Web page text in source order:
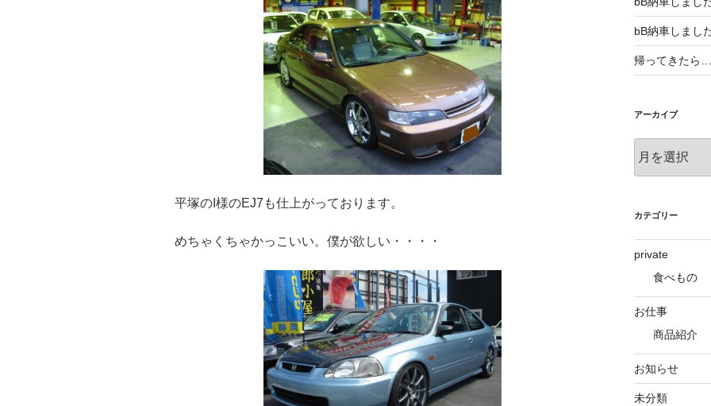
平塚のI様のEJ7も仕上がっております。
めちゃくちゃかっこいい。僕が欲しい・・・・
bB納車しまし
帰ってきたら…
アーカイブ
ー
ブ
カテゴリー
private
食べもの
お仕事
商品紹介
お知らせ
未分類